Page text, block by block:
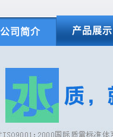
公司简介 产品展示